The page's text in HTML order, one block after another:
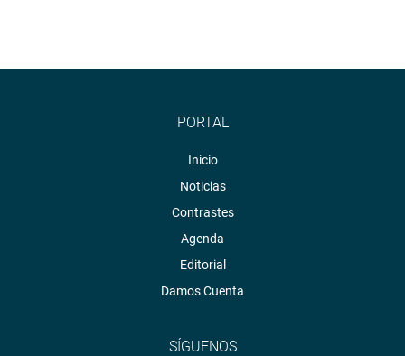
PORTAL
Inicio
Noticias
Contrastes
Agenda
Editorial
Damos Cuenta
SÍGUENOS